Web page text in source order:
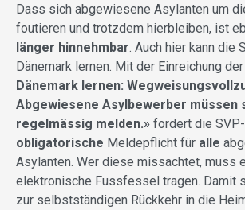
Dass sich abgewiesene Asylanten um
foutieren und trotzdem hierbleiben, ist
länger hinnehmbar. Auch hier kann die
Dänemark lernen. Mit der Einreichung der
Dänemark lernen:
Abgewiesene Asylbewerber müssen
regelmässig melden.» fordert die
obligatorische Meldepflicht für alle
Asylanten. Wer diese missachtet, muss
elektronische Fussfessel tragen. Damit
zur selbstständigen Rückkehr in die